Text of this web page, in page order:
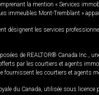
la mention « Services
immeubles Mont-Tremblant »
désignent les services
de REALTOR® Canada
par les courtiers et agents
fournissent les courtiers et agents
du Canada, utilisée sous